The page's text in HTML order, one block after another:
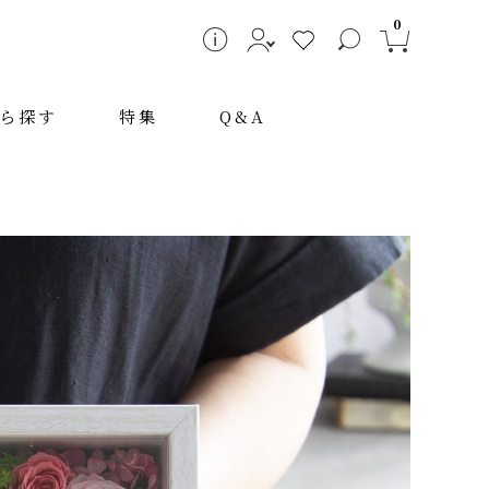
～
検索
0
探す 特集 Q&A